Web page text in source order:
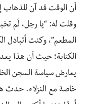
أن الوقت قد آن
وقلت له: “يا رجل، لَم
المطعم”، وكنت أتبادل
الكتابة؛ حيث أن هذا
يعارض سياسة السجن
خاصة مع النزلاء. حدث